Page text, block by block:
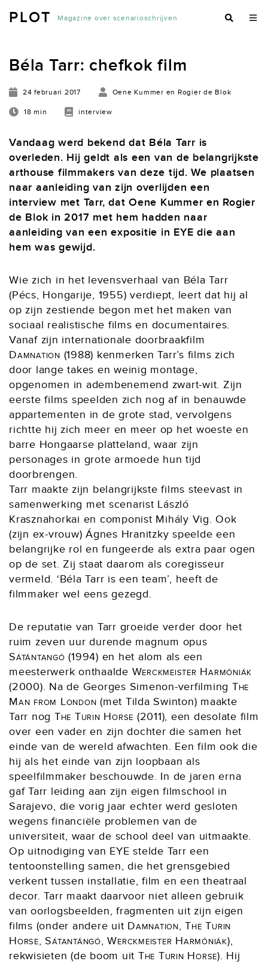
PLOT Magazine over scenarioschrijven
Béla Tarr: chefkok film
24 februari 2017 Oene Kummer en Rogier de Blok
18 min interview
Vandaag werd bekend dat Béla Tarr is
overleden. Hij geldt als een van de belangrijkste
arthouse filmmakers van deze tijd. We plaatsen
naar aanleiding van zijn overlijden een
interview met Tarr, dat Oene Kummer en Rogier
de Blok in 2017 met hem hadden naar
aanleiding van een expositie in EYE die aan
hem was gewijd.
Wie zich in het levensverhaal van Béla Tarr
(Pécs, Hongarije, 1955) verdiept, leert dat hij al
op zijn zestiende begon met het maken van
sociaal realistische films en documentaires.
Vanaf zijn internationale doorbraakfilm
Damnation (1988) kenmerken Tarr’s films zich
door lange takes en weinig montage,
opgenomen in adembenemend zwart-wit. Zijn
eerste films speelden zich nog af in benauwde
appartementen in de grote stad, vervolgens
richtte hij zich meer en meer op het woeste en
barre Hongaarse platteland, waar zijn
personages in grote armoede hun tijd
doorbrengen.
Tarr maakte zijn belangrijkste films steevast in
samenwerking met scenarist László
Krasznahorkai en componist Mihály Vig. Ook
(zijn ex-vrouw) Ágnes Hranitzky speelde een
belangrijke rol en fungeerde als extra paar ogen
op de set. Zij staat daarom als coregisseur
vermeld. ‘Béla Tarr is een team’, heeft de
filmmaker wel eens gezegd.
De reputatie van Tarr groeide verder door het
ruim zeven uur durende magnum opus
Sátántangó (1994) en het alom als een
meesterwerk onthaalde Werckmeister Harmóniák
(2000). Na de Georges Simenon-verfilming The
Man from London (met Tilda Swinton) maakte
Tarr nog The Turin Horse (2011), een desolate film
over een vader en zijn dochter die samen het
einde van de wereld afwachten. Een film ook die
hij als het einde van zijn loopbaan als
speelfilmmaker beschouwde. In de jaren erna
gaf Tarr leiding aan zijn eigen filmschool in
Sarajevo, die vorig jaar echter werd gesloten
wegens financiële problemen van de
universiteit, waar de school deel van uitmaakte.
Op uitnodiging van EYE stelde Tarr een
tentoonstelling samen, die het grensgebied
verkent tussen installatie, film en een theatraal
decor. Tarr maakt daarvoor niet alleen gebruik
van oorlogsbeelden, fragmenten uit zijn eigen
films (onder andere uit Damnation, The Turin
Horse, Sátantángó, Werckmeister Harmóniák),
rekwisieten (de boom uit The Turin Horse). Hij